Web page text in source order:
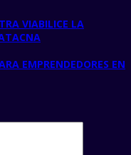
VIABILICE LA
EMPRENDEDORES EN